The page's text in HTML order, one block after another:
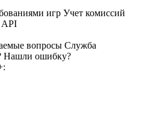
игр Учет комиссий
API
вопросы Служба
Нашли ошибку?
: